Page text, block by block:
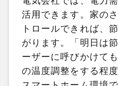
活用できます。家の
トロールできれば、
がります。「明日は
ーザーに呼びかけて
の温度調整をする程